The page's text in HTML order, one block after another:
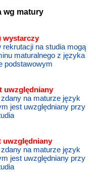
wg matury
wystarczy
na studia mogą
maturalnego z języka
podstawowym
uwzględniany
na maturze język
jest uwzględniany przy
uwzględniany
na maturze język
jest uwzględniany przy